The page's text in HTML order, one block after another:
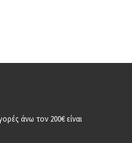
άνω τον 200€ είναι